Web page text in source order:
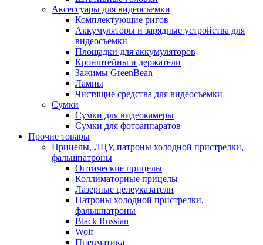
Аксессуары для видеосъемки
Комплектующие ригов
Аккумуляторы и зарядные устройства для
видеосъемки
Площадки для аккумуляторов
Кронштейны и держатели
Зажимы GreenBean
Лампы
Чистящие средства для видеосъемки
Сумки
Сумки для видеокамеры
Сумки для фотоаппаратов
Прочие товары
Прицелы, ЛЦУ, патроны холодной пристрелки,
фальшпатроны
Оптические прицелы
Коллиматорные прицелы
Лазерные целеуказатели
Патроны холодной пристрелки,
фальшпатроны
Black Russian
Wolf
Пневматика